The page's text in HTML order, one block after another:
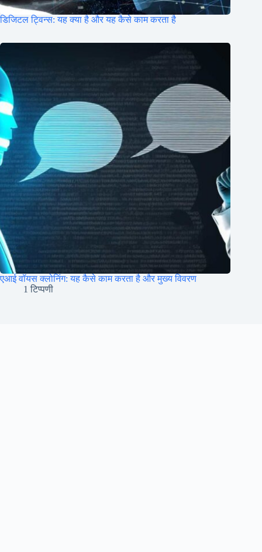
डिजिटल ट्विन्स: यह क्या है और यह कैसे काम करता है
एआई वॉयस क्लोनिंग: यह कैसे काम करता है और मुख्य विवरण
1 टिप्पणी